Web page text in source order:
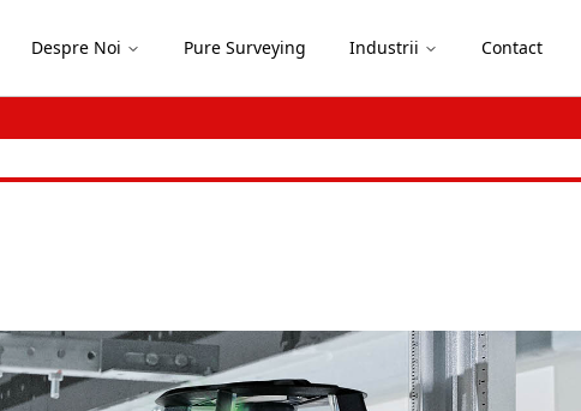
Despre Noi Pure Surveying Industrii Contact